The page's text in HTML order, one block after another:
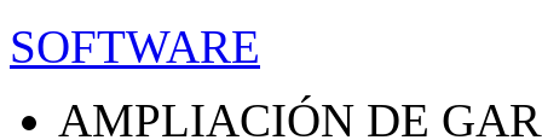
SOFTWARE
AMPLIACIÓN DE